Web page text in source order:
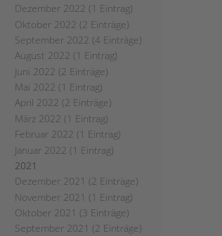
Dezember 2022 (1 Eintrag)
Oktober 2022 (2 Einträge)
September 2022 (4 Einträge)
August 2022 (1 Eintrag)
Juni 2022 (2 Einträge)
Mai 2022 (1 Eintrag)
April 2022 (2 Einträge)
März 2022 (1 Eintrag)
Februar 2022 (1 Eintrag)
Januar 2022 (1 Eintrag)
2021
Dezember 2021 (2 Einträge)
November 2021 (1 Eintrag)
Oktober 2021 (3 Einträge)
September 2021 (2 Einträge)